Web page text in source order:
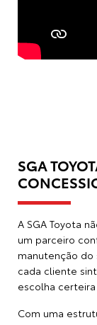
SGA
A SGA Toyota
um parceiro
manutenção do
cada cliente
escolha
Com uma